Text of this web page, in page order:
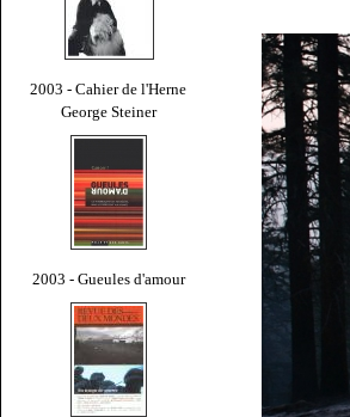
2003 - Cahier de l'Herne
George Steiner
2003 - Gueules d'amour